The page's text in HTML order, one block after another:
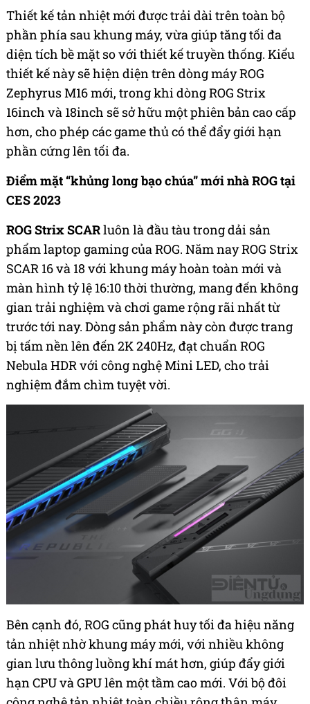
Thiết kế tản nhiệt mới được trải dài trên toàn bộ
phần phía sau khung máy, vừa giúp tăng tối đa
diện tích bề mặt so với thiết kế truyền thống. Kiểu
thiết kế này sẽ hiện diện trên dòng máy ROG
Zephyrus M16 mới, trong khi dòng ROG Strix
16inch và 18inch sẽ sở hữu một phiên bản cao cấp
hơn, cho phép các game thủ có thể đẩy giới hạn
phần cứng lên tối đa.
Điểm mặt “khủng long bạo chúa” mới nhà ROG tại
CES 2023
ROG Strix SCARluôn là đầu tàu trong dải sản
phẩm laptop gaming của ROG. Năm nay ROG Strix
SCAR 16 và 18 với khung máy hoàn toàn mới và
màn hình tỷ lệ 16:10 thời thường, mang đến không
gian trải nghiệm và chơi game rộng rãi nhất từ
trước tới nay. Dòng sản phẩm này còn được trang
bị tấm nền lên đến 2K 240Hz, đạt chuẩn ROG
Nebula HDR với công nghệ Mini LED, cho trải
nghiệm đắm chìm tuyệt vời.
Bên cạnh đó, ROG cũng phát huy tối đa hiệu năng
tản nhiệt nhờ khung máy mới, với nhiều không
gian lưu thông luồng khí mát hơn, giúp đẩy giới
hạn CPU và GPU lên một tầm cao mới. Với bộ đôi